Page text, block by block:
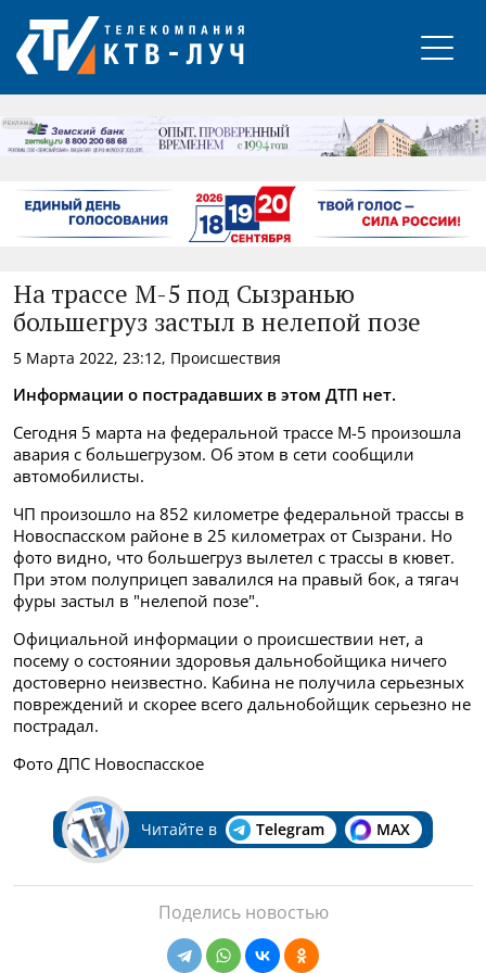
РЕКЛАМА
На трассе М-5 под Сызранью
большегруз застыл в нелепой позе
5 Марта 2022, 23:12, Происшествия
Информации о пострадавших в этом ДТП нет.
Сегодня 5 марта на федеральной трассе М-5 произошла
авария с большегрузом. Об этом в сети сообщили
автомобилисты.
ЧП произошло на 852 километре федеральной трассы в
Новоспасском районе в 25 километрах от Сызрани. Но
фото видно, что большегруз вылетел с трассы в кювет.
При этом полуприцеп завалился на правый бок, а тягач
фуры застыл в "нелепой позе".
Официальной информации о происшествии нет, а
посему о состоянии здоровья дальнобойщика ничего
достоверно неизвестно. Кабина не получила серьезных
повреждений и скорее всего дальнобойщик серьезно не
пострадал.
Фото ДПС Новоспасское
Читайте в Telegram MAX
Поделись новостью